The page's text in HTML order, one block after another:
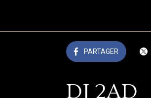
PARTAGER
DJ 2AD